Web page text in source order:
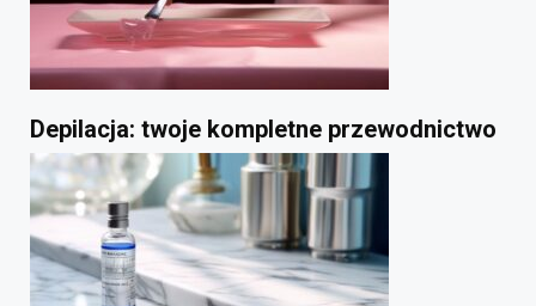
Depilacja: twoje kompletne przewodnictwo